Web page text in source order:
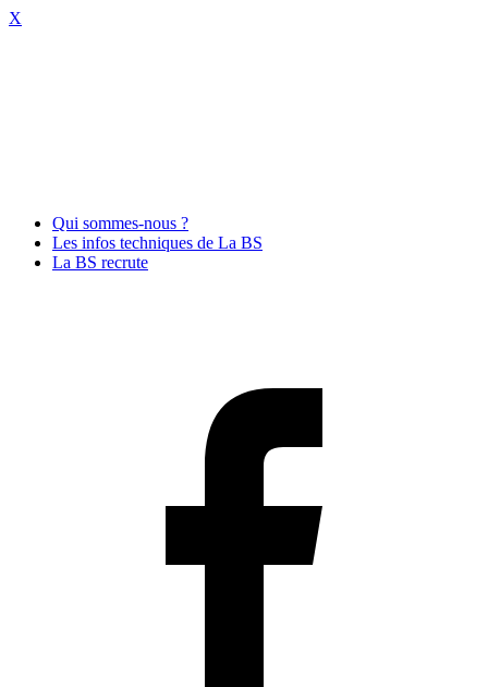
X
Qui sommes-nous ?
Les infos techniques de La BS
La BS recrute